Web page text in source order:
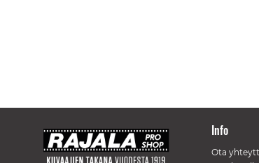
Info
Ota